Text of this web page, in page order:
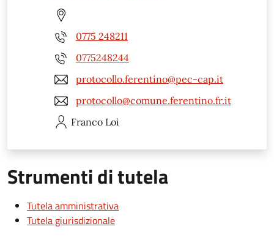
0775 248211
0775248244
protocollo.ferentino@pec-cap.it
protocollo@comune.ferentino.fr.it
Franco Loi
Strumenti di tutela
Tutela amministrativa
Tutela giurisdizionale